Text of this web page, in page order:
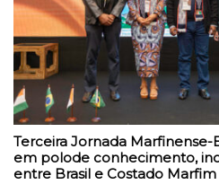
Terceira Jornada Marfinense-
em polode conhecimento,
entre Brasil e Costado Marfim